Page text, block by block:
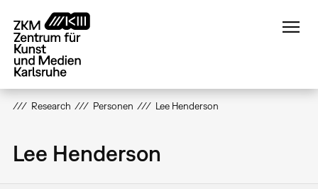
zum
Inhalt
Research Personen Lee Henderson
Lee Henderson